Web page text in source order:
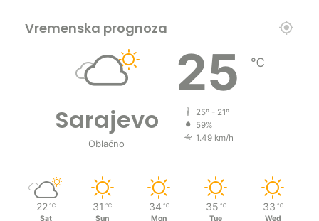
Vremenska prognoza
Sarajevo
Oblačno
25 ℃
25º - 21º
59%
1.49 km/h
22 ℃
Sat
31 ℃
Sun
34 ℃
Mon
35 ℃
Tue
33 ℃
Wed